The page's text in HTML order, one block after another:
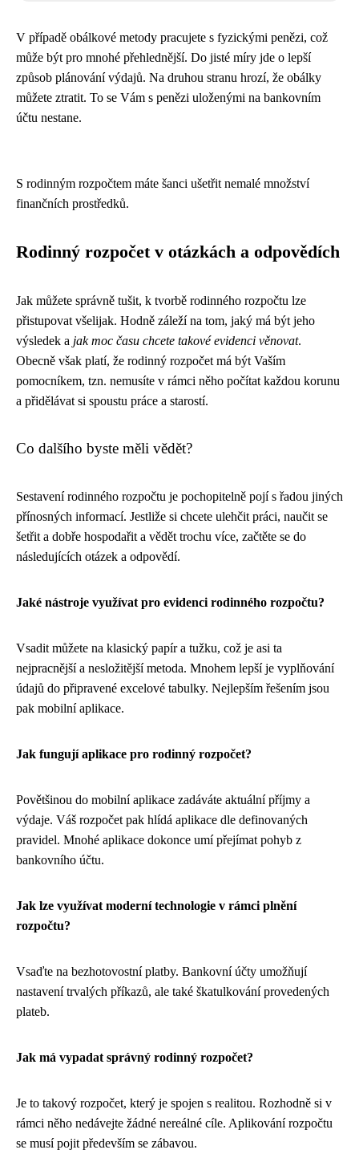
V případě obálkové metody pracujete s fyzickými penězi, což
může být pro mnohé přehlednější. Do jisté míry jde o lepší
způsob plánování výdajů. Na druhou stranu hrozí, že obálky
můžete ztratit. To se Vám s penězi uloženými na bankovním
účtu nestane.
S rodinným rozpočtem máte šanci ušetřit nemalé množství
finančních prostředků.
Rodinný rozpočet v otázkách a odpovědích
Jak můžete správně tušit, k tvorbě rodinného rozpočtu lze
přistupovat všelijak. Hodně záleží na tom, jaký má být jeho
výsledek a jak moc času chcete takové evidenci věnovat.
Obecně však platí, že rodinný rozpočet má být Vaším
pomocníkem, tzn. nemusíte v rámci něho počítat každou korunu
a přidělávat si spoustu práce a starostí.
Co dalšího byste měli vědět?
Sestavení rodinného rozpočtu je pochopitelně pojí s řadou jiných
přínosných informací. Jestliže si chcete ulehčit práci, naučit se
šetřit a dobře hospodařit a vědět trochu více, začtěte se do
následujících otázek a odpovědí.
Jaké nástroje využívat pro evidenci rodinného rozpočtu?
Vsadit můžete na klasický papír a tužku, což je asi ta
nejpracnější a nesložitější metoda. Mnohem lepší je vyplňování
údajů do připravené excelové tabulky. Nejlepším řešením jsou
pak mobilní aplikace.
Jak fungují aplikace pro rodinný rozpočet?
Povětšinou do mobilní aplikace zadáváte aktuální příjmy a
výdaje. Váš rozpočet pak hlídá aplikace dle definovaných
pravidel. Mnohé aplikace dokonce umí přejímat pohyb z
bankovního účtu.
Jak lze využívat moderní technologie v rámci plnění
rozpočtu?
Vsaďte na bezhotovostní platby. Bankovní účty umožňují
nastavení trvalých příkazů, ale také škatulkování provedených
plateb.
Jak má vypadat správný rodinný rozpočet?
Je to takový rozpočet, který je spojen s realitou. Rozhodně si v
rámci něho nedávejte žádné nereálné cíle. Aplikování rozpočtu
se musí pojit především se zábavou.